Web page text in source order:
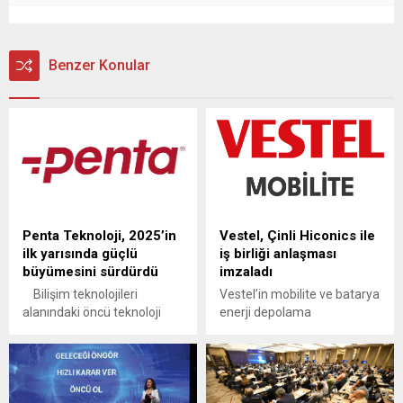
Benzer Konular
Penta Teknoloji, 2025’in
ilk yarısında güçlü
büyümesini sürdürdü
Bilişim teknolojileri
alanındaki öncü teknoloji
noktası Penta Teknoloji,
finansal performansıyla
2025’in ilk yarısında da
Vestel, Çinli Hiconics ile
iş birliği anlaşması
imzaladı
Vestel’in mobilite ve batarya
enerji depolama
yürüten Vestel Mobilite
şirketi, Çinli Hiconics Eco-
energy Technology şirketiyle